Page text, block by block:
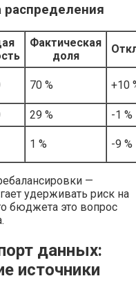
Фактическая
доля
70 % +10
29 % -1 %
1 % -9 %
—
удерживать риск на
бюджета это вопрос
данных:
источники